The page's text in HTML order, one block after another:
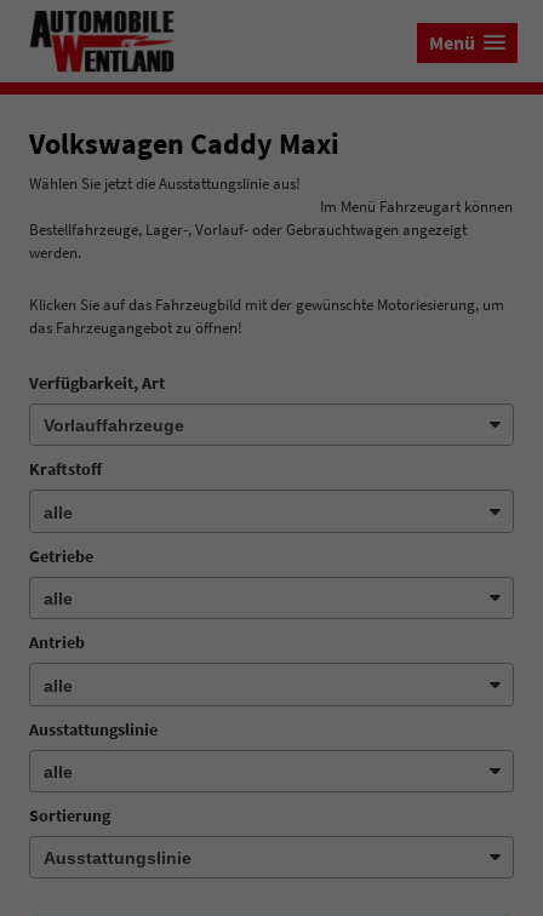
Menü
Volkswagen Caddy Maxi
Wählen Sie jetzt die Ausstattungslinie aus!
Im Menü Fahrzeugart können
Bestellfahrzeuge, Lager-, Vorlauf- oder Gebrauchtwagen angezeigt
werden.
Klicken Sie auf das Fahrzeugbild mit der gewünschte Motoriesierung, um
das Fahrzeugangebot zu öffnen!
Verfügbarkeit, Art
Kraftstoff
Getriebe
Antrieb
Ausstattungslinie
Sortierung